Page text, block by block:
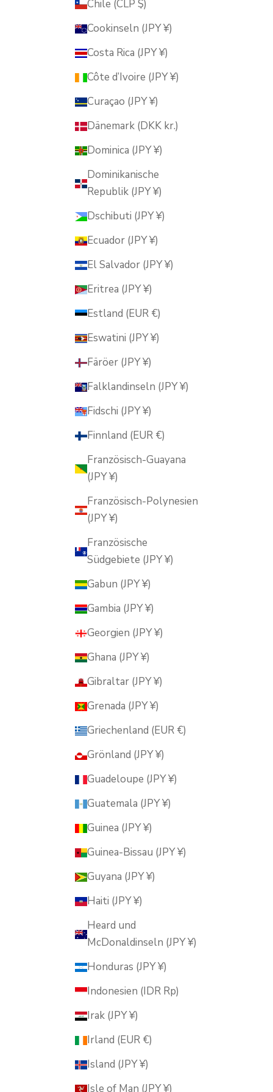
Chile (CLP $)
Cookinseln (JPY ¥)
Costa Rica (JPY ¥)
Côte d’Ivoire (JPY ¥)
Curaçao (JPY ¥)
Dänemark (DKK kr.)
Dominica (JPY ¥)
Dominikanische
Republik (JPY ¥)
Dschibuti (JPY ¥)
Ecuador (JPY ¥)
El Salvador (JPY ¥)
Eritrea (JPY ¥)
Estland (EUR €)
Eswatini (JPY ¥)
Färöer (JPY ¥)
Falklandinseln (JPY ¥)
Fidschi (JPY ¥)
Finnland (EUR €)
Französisch-Guayana
(JPY ¥)
Französisch-Polynesien
(JPY ¥)
Französische
Südgebiete (JPY ¥)
Gabun (JPY ¥)
Gambia (JPY ¥)
Georgien (JPY ¥)
Ghana (JPY ¥)
Gibraltar (JPY ¥)
Grenada (JPY ¥)
Griechenland (EUR €)
Grönland (JPY ¥)
Guadeloupe (JPY ¥)
Guatemala (JPY ¥)
Guinea (JPY ¥)
Guinea-Bissau (JPY ¥)
Guyana (JPY ¥)
Haiti (JPY ¥)
Heard und
McDonaldinseln (JPY ¥)
Honduras (JPY ¥)
Indonesien (IDR Rp)
Irak (JPY ¥)
Irland (EUR €)
Island (JPY ¥)
Isle of Man (JPY ¥)